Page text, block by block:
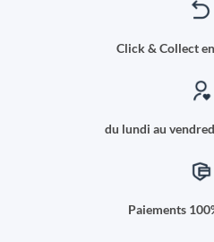
Click & Collect
du lundi au
Paiements